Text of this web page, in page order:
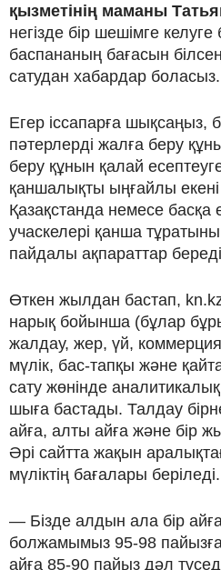
қызметінің маманы
негізде бір шешімге
баспананың бағасын
сатудан хабардар боласыз.
Егер іссапарға шықсаңыз,
пәтерлерді жалға беру
беру құнын қалай
қаншалықты ыңғайлы екені
Қазақстанда немесе
учаскелері қанша
пайдалы ақпараттар
Өткен жылдан бастап,
нарық бойынша (бұлар
жалдау, жер, үй,
мүлік, бас-тапқы және
сату жөнінде
шыға бастады. Талдау
айға, алты айға және бір
Әрі сайтта жақын
мүліктің бағалары беріледі.
— Бізде алдын ала бір
болжамымыз 95-98
айға 85-90 пайыз дәл